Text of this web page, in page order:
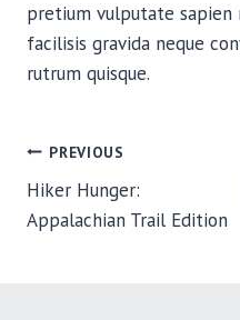
pretium vulputate sapien
facilisis gravida neque
rutrum quisque.
NAVIGACIJA
ČLANAKA
PREVIOUS
Hiker Hunger:
Appalachian Trail Edition